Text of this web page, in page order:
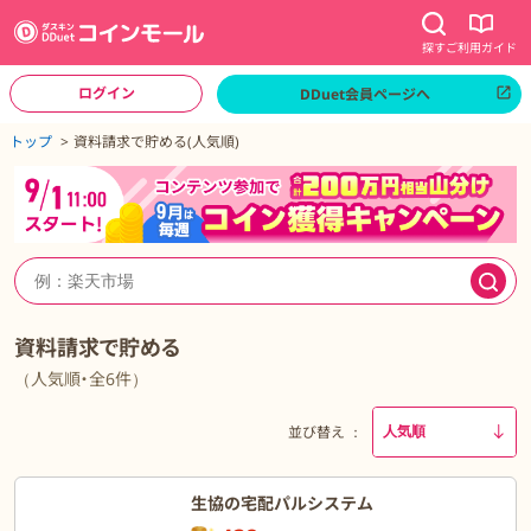
探すご利用ガイド
ログイン DDuet会員ページへ
トップ 資料請求で貯める(人気順)
資料請求で貯める
（人気順・全6件）
並び替え
生協の宅配パルシステム
ジトップへ